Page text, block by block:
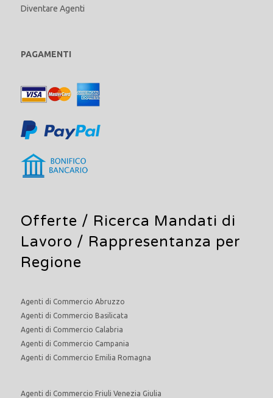
Diventare Agenti
PAGAMENTI
Offerte / Ricerca Mandati di
Lavoro / Rappresentanza per
Regione
Agenti di Commercio Abruzzo
Agenti di Commercio Basilicata
Agenti di Commercio Calabria
Agenti di Commercio Campania
Agenti di Commercio Emilia Romagna
Agenti di Commercio Friuli Venezia Giulia